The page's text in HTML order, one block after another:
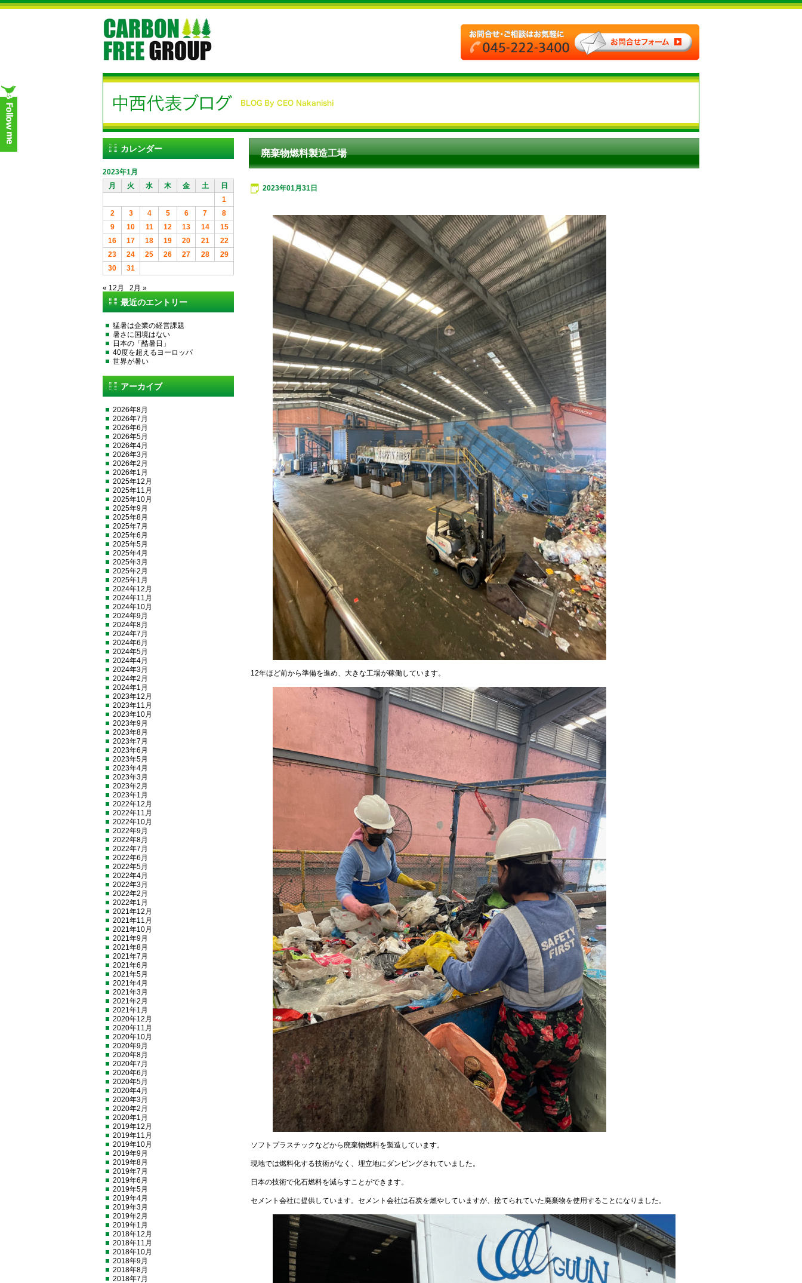
廃棄物燃料製造工場
2023年01月31日
12年ほど前から準備を進め、大きな工場が稼働しています。
ソフトプラスチックなどから廃棄物燃料を製造しています。
現地では燃料化する技術がなく、埋立地にダンピングされていました。
日本の技術で化石燃料を減らすことができます。
セメント会社に提供しています。セメント会社は石炭を燃やしていますが、捨てられていた廃棄物を使用することになりました。
カレンダー
2023年1月
月
火 水 木 金 土
日
1
2
3 4 5 6 7
8
9
10 11 12 13 14
15
16
17 18 19 20 21
22
23
24 25 26 27 28
29
30
31
« 12月 2月 »
最近のエントリー
猛暑は企業の経営課題
暑さに国境はない
日本の「酷暑日」
40度を超えるヨーロッパ
世界が暑い
アーカイブ
2026年8月
2026年7月
2026年6月
2026年5月
2026年4月
2026年3月
2026年2月
2026年1月
2025年12月
2025年11月
2025年10月
2025年9月
2025年8月
2025年7月
2025年6月
2025年5月
2025年4月
2025年3月
2025年2月
2025年1月
2024年12月
2024年11月
2024年10月
2024年9月
2024年8月
2024年7月
2024年6月
2024年5月
2024年4月
2024年3月
2024年2月
2024年1月
2023年12月
2023年11月
2023年10月
2023年9月
2023年8月
2023年7月
2023年6月
2023年5月
2023年4月
2023年3月
2023年2月
2023年1月
2022年12月
2022年11月
2022年10月
2022年9月
2022年8月
2022年7月
2022年6月
2022年5月
2022年4月
2022年3月
2022年2月
2022年1月
2021年12月
2021年11月
2021年10月
2021年9月
2021年8月
2021年7月
2021年6月
2021年5月
2021年4月
2021年3月
2021年2月
2021年1月
2020年12月
2020年11月
2020年10月
2020年9月
2020年8月
2020年7月
2020年6月
2020年5月
2020年4月
2020年3月
2020年2月
2020年1月
2019年12月
2019年11月
2019年10月
2019年9月
2019年8月
2019年7月
2019年6月
2019年5月
2019年4月
2019年3月
2019年2月
2019年1月
2018年12月
2018年11月
2018年10月
2018年9月
2018年8月
2018年7月